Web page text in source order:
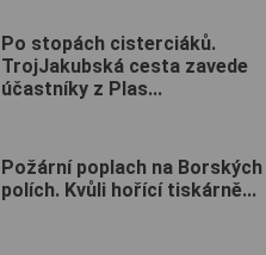
Po stopách cisterciáků.
TrojJakubská cesta zavede
účastníky z Plas...
Požární poplach na Borských
polích. Kvůli hořící tiskárně...